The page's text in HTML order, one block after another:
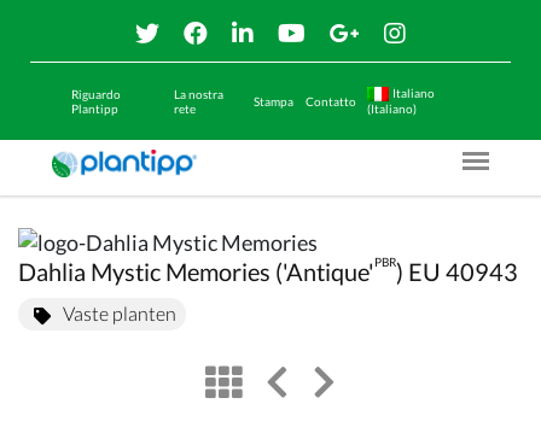
Riguardo
Plantipp
La nostra
rete
Stampa Contatto
Italiano
(Italiano)
Menu
Dahlia Mystic Memories ('Antique' PBR) EU 40943
Vaste planten
viewleft arrow
right arrow